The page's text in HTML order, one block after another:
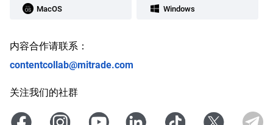
MacOS Windows
内容合作请联系：
contentcollab@mitrade.com
关注我们的社群